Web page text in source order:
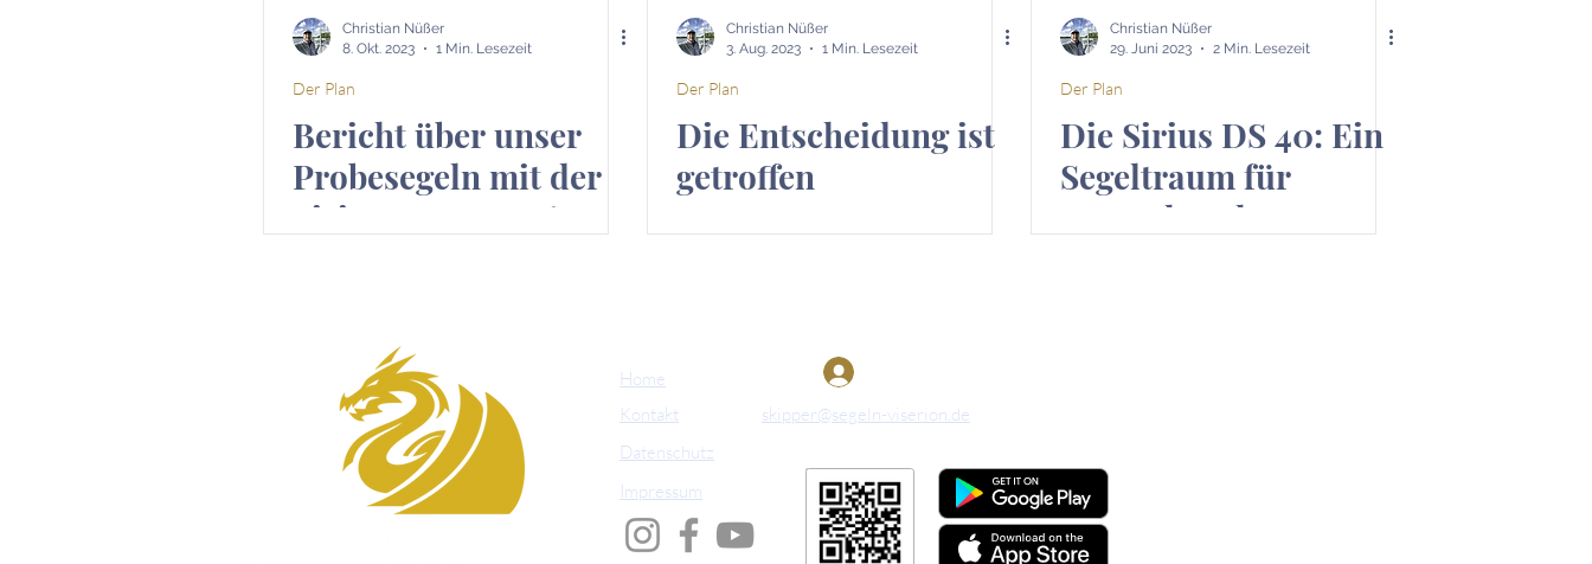
Christian Nüßer
8. Okt. 2023
1 Min. Lesezeit
Der Plan
Bericht über unser
Probesegeln mit der
Sirius DS40 am 6.
Christian Nüßer
3. Aug. 2023
1 Min. Lesezeit
Der Plan
Die Entscheidung ist
getroffen
Christian Nüßer
29. Juni 2023
2 Min. Lesezeit
Der Plan
Die Sirius DS 40: Ein
Segeltraum für
unerschrockene
Home
Kontakt
skipper@segeln-viserion.de
Datenschutz
Impressum